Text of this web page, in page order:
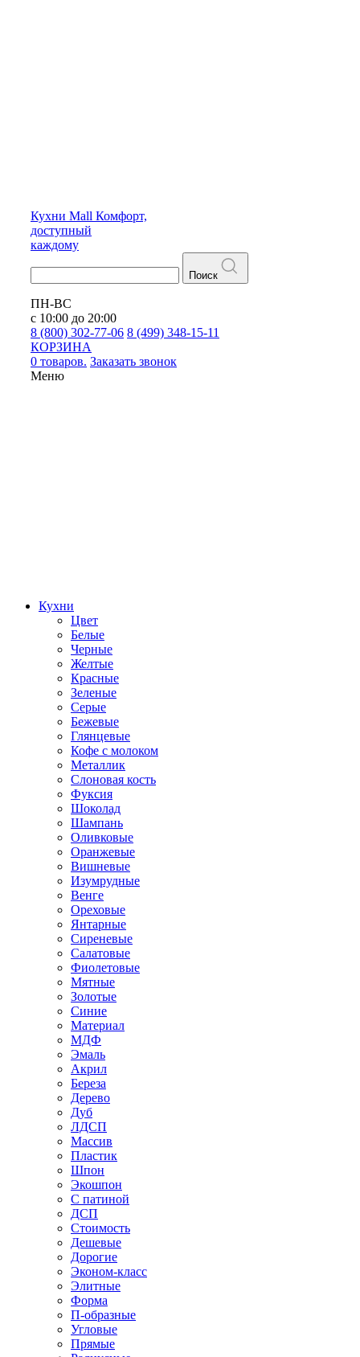
Кухни Mall Комфорт,
доступный
каждому
Поиск
ПН-ВС
с 10:00 до 20:00
8 (800) 302-77-06 8 (499) 348-15-11
КОРЗИНА
0 товаров. Заказать звонок
Меню
Кухни
Цвет
Белые
Черные
Желтые
Красные
Зеленые
Серые
Бежевые
Глянцевые
Кофе с молоком
Металлик
Слоновая кость
Фуксия
Шоколад
Шампань
Оливковые
Оранжевые
Вишневые
Изумрудные
Венге
Ореховые
Янтарные
Сиреневые
Салатовые
Фиолетовые
Мятные
Золотые
Синие
Материал
МДФ
Эмаль
Акрил
Береза
Дерево
Дуб
ЛДСП
Массив
Пластик
Шпон
Экошпон
С патиной
ДСП
Стоимость
Дешевые
Дорогие
Эконом-класс
Элитные
Форма
П-образные
Угловые
Прямые